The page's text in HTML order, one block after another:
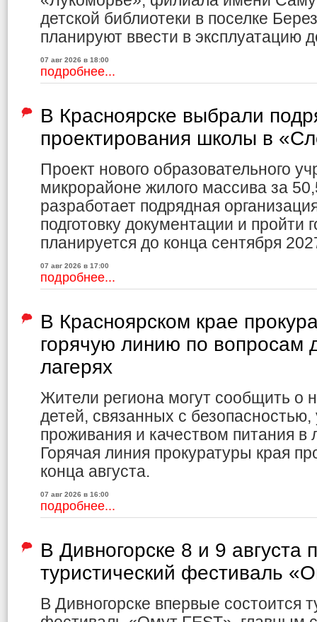
детской библиотеки в поселке
планируют ввести в эксплуатацию
07 авг 2026 в 18:00
подробнее...
В Красноярске выбрали
проектирования школы в
Проект нового образовательного
микрорайоне жилого массива за
разработает подрядная
подготовку документации и пройти
планируется до конца сентября
07 авг 2026 в 17:00
подробнее...
В Красноярском крае
горячую линию по вопросам
лагерях
Жители региона могут сообщить о
детей, связанных с
проживания и качеством питания в
Горячая линия прокуратуры края
конца августа.
07 авг 2026 в 16:00
подробнее...
В Дивногорске 8 и 9 августа
туристический фестиваль
В Дивногорске впервые состоится